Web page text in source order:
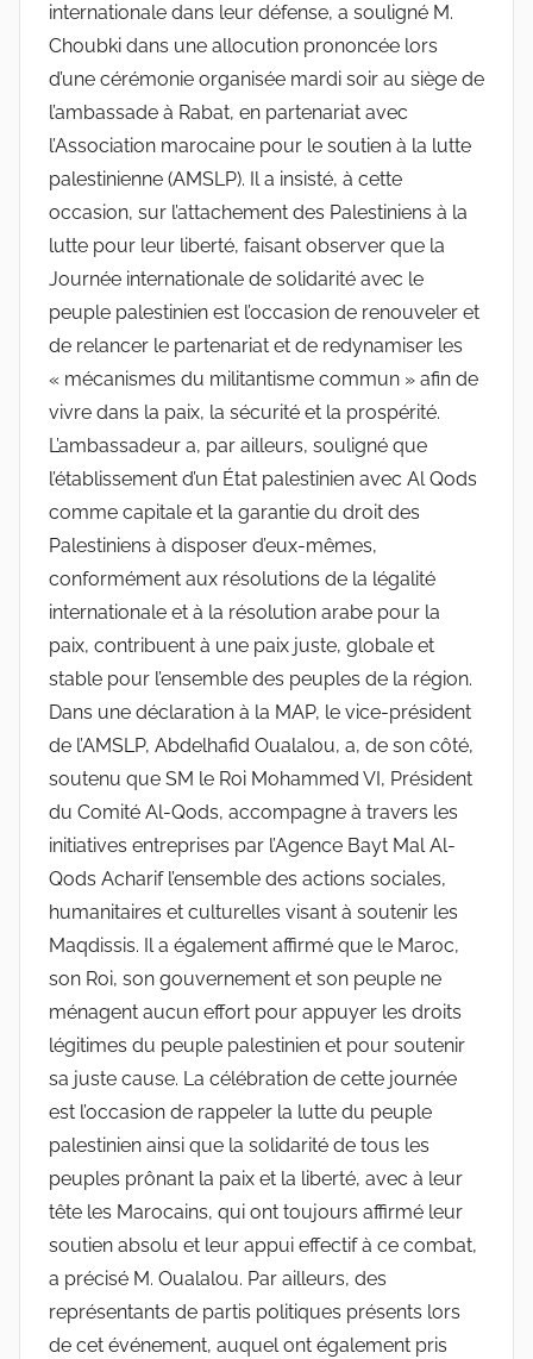
internationale dans leur défense, a souligné M.
Choubki dans une allocution prononcée lors
d’une cérémonie organisée mardi soir au siège de
l’ambassade à Rabat, en partenariat avec
l’Association marocaine pour le soutien à la lutte
palestinienne (AMSLP). Il a insisté, à cette
occasion, sur l’attachement des Palestiniens à la
lutte pour leur liberté, faisant observer que la
Journée internationale de solidarité avec le
peuple palestinien est l’occasion de renouveler et
de relancer le partenariat et de redynamiser les
« mécanismes du militantisme commun » afin de
vivre dans la paix, la sécurité et la prospérité.
L’ambassadeur a, par ailleurs, souligné que
l’établissement d’un État palestinien avec Al Qods
comme capitale et la garantie du droit des
Palestiniens à disposer d’eux-mêmes,
conformément aux résolutions de la légalité
internationale et à la résolution arabe pour la
paix, contribuent à une paix juste, globale et
stable pour l’ensemble des peuples de la région.
Dans une déclaration à la MAP, le vice-président
de l’AMSLP, Abdelhafid Oualalou, a, de son côté,
soutenu que SM le Roi Mohammed VI, Président
du Comité Al-Qods, accompagne à travers les
initiatives entreprises par l’Agence Bayt Mal Al-
Qods Acharif l’ensemble des actions sociales,
humanitaires et culturelles visant à soutenir les
Maqdissis. Il a également affirmé que le Maroc,
son Roi, son gouvernement et son peuple ne
ménagent aucun effort pour appuyer les droits
légitimes du peuple palestinien et pour soutenir
sa juste cause. La célébration de cette journée
est l’occasion de rappeler la lutte du peuple
palestinien ainsi que la solidarité de tous les
peuples prônant la paix et la liberté, avec à leur
tête les Marocains, qui ont toujours affirmé leur
soutien absolu et leur appui effectif à ce combat,
a précisé M. Oualalou. Par ailleurs, des
représentants de partis politiques présents lors
de cet événement, auquel ont également pris